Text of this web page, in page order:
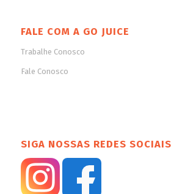
FALE COM A GO JUICE
Trabalhe Conosco
Fale Conosco
SIGA NOSSAS REDES SOCIAIS